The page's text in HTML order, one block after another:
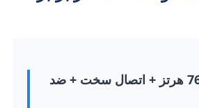
ترکیب نهایی: 7680 هرتز + اتصال سخت + ضد